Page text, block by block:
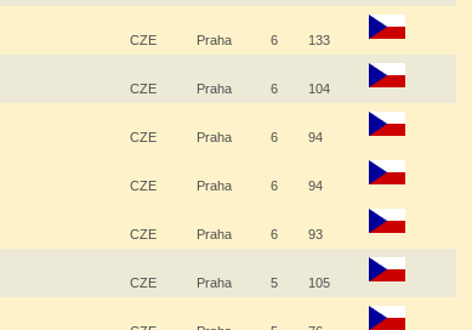
CZE Praha 6 133
CZE Praha 6 104
CZE Praha 6 94
CZE Praha 6 94
CZE Praha 6 93
CZE Praha 5 105